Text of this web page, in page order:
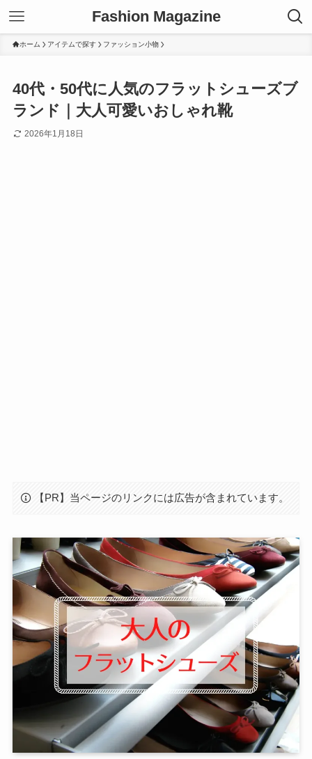
Fashion Magazine
ホーム アイテムで探す ファッション小物
40代・50代に人気のフラットシューズブ
ランド｜大人可愛いおしゃれ靴
2026年1月18日
【PR】当ページのリンクには広告が含まれています。